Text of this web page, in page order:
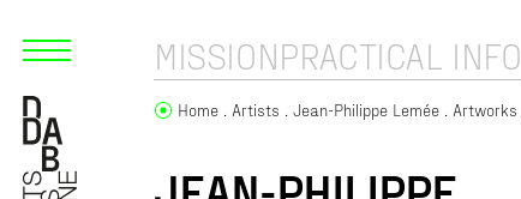
MISSIONPRACTICAL INFO
Home Artists Jean-Philippe Lemée Artworks